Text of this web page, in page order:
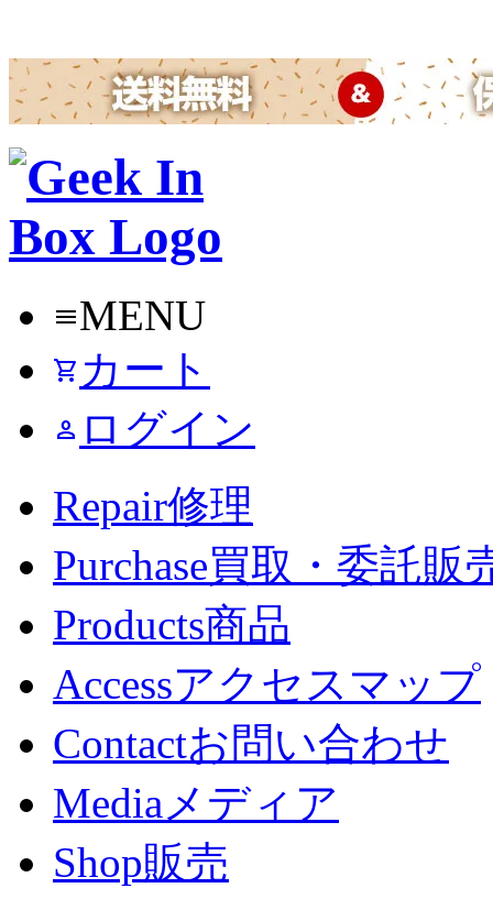
menuMENU
shopping_cart カート
person ログイン
Repair修理
Purchase買取・委託販
Products商品
Accessアクセスマップ
Contactお問い合わせ
Mediaメディア
Shop販売